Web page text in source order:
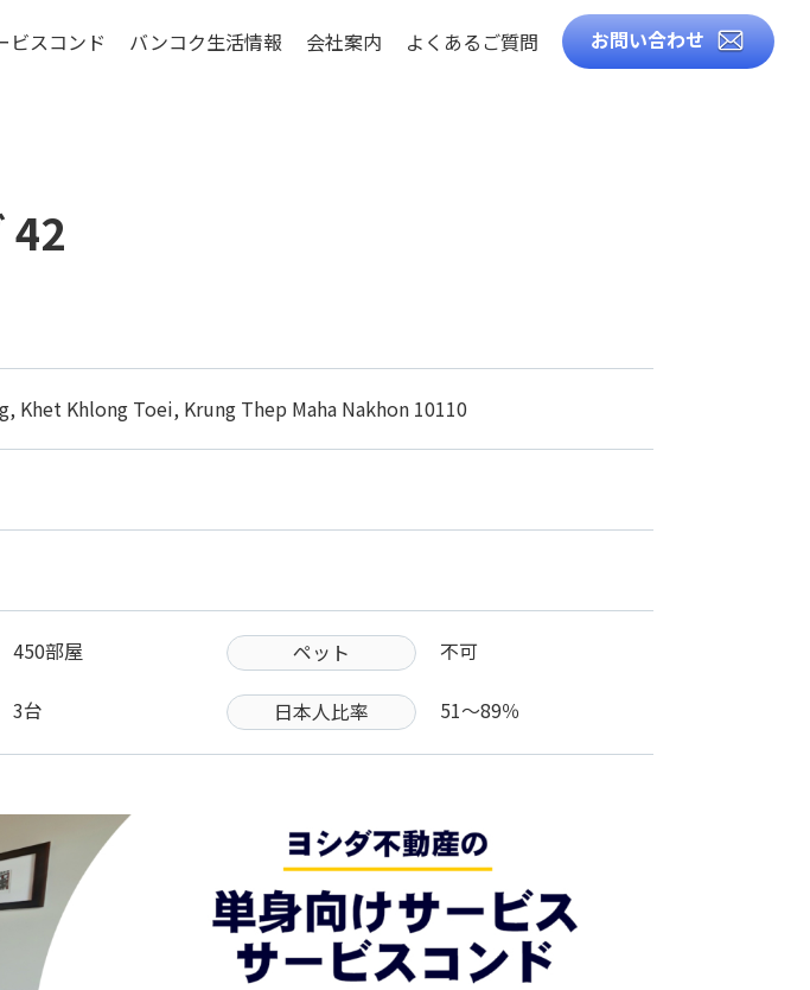
ビスコンド バンコク生活情報
ご入居までの流れ
エリアについて
会社案内 よくあるご質問 お問い合わせ
42
Khet Khlong Toei, Krung Thep Maha Nakhon 10110
450部屋 ペット 不可
3台 日本人比率 51〜89％